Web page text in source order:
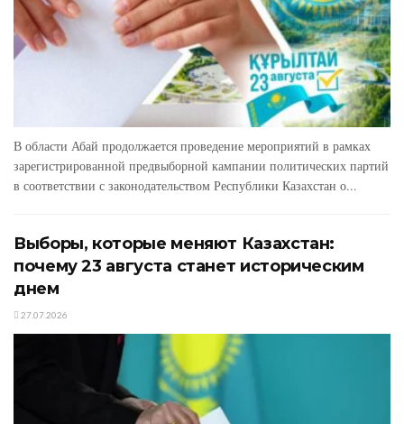
В области Абай продолжается проведение мероприятий в рамках
зарегистрированной предвыборной кампании политических партий
в соответствии с законодательством Республики Казахстан о...
Выборы, которые меняют Казахстан:
почему 23 августа станет историческим
днем
27.07.2026